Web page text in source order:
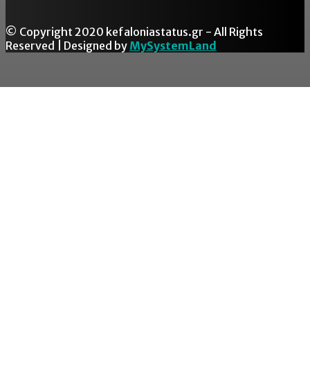
© Copyright 2020 kefaloniastatus.gr - All Rights
Reserved | Designed by MySystemLand